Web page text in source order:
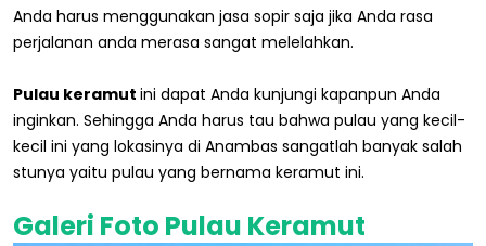
Anda harus menggunakan jasa sopir saja jika Anda rasa
perjalanan anda merasa sangat melelahkan.
Pulau keramut ini dapat Anda kunjungi kapanpun Anda
inginkan. Sehingga Anda harus tau bahwa pulau yang kecil-
kecil ini yang lokasinya di Anambas sangatlah banyak salah
stunya yaitu pulau yang bernama keramut ini.
Galeri Foto Pulau Keramut